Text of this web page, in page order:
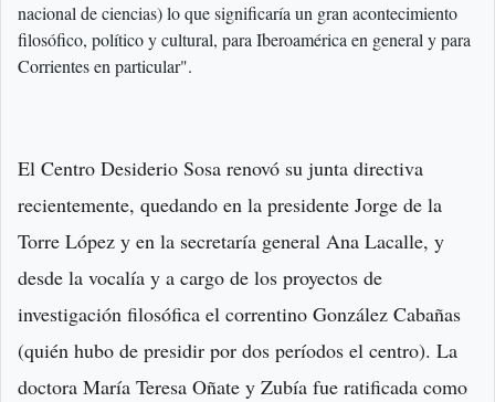
nacional de ciencias) lo que significaría un gran acontecimiento
filosófico, político y cultural, para Iberoamérica en general y para
Corrientes en particular".
El Centro Desiderio Sosa renovó su junta directiva
recientemente, quedando en la presidente Jorge de la
Torre López y en la secretaría general Ana Lacalle, y
desde la vocalía y a cargo de los proyectos de
investigación filosófica el correntino González Cabañas
(quién hubo de presidir por dos períodos el centro). La
doctora María Teresa Oñate y Zubía fue ratificada como